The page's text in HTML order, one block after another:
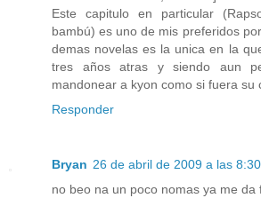
Este capitulo en particular
bambú) es uno de mis preferidos
demas novelas es la unica en la
tres años atras y siendo aun
mandonear a kyon como si fuera su
Responder
Bryan 26 de abril de 2009 a las 8:30
no beo na un poco nomas ya me da